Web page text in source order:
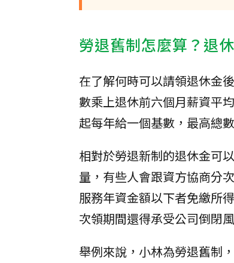
勞退舊制怎麼算？退
在了解何時可以請領退休金
數乘上退休前六個月薪資平
起每年給一個基數，最高總
相對於勞退新制的退休金可
量，有些人會跟資方協商分
服務年資金額以下者免繳所
次領期間還得承受公司倒閉
舉例來說，小林為勞退舊制